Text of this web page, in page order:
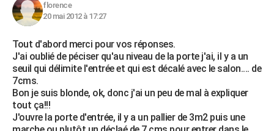
florence
20 mai 2012 à 17:27
Tout d'abord merci pour vos réponses.
J'ai oublié de péciser qu'au niveau de la porte j'ai, il y a un
seuil qui délimite l'entrée et qui est décalé avec le salon.... de
7cms.
Bon je suis blonde, ok, donc j'ai un peu de mal à expliquer
tout ça!!!
J'ouvre la porte d'entrée, il y a un pallier de 3m2 puis une